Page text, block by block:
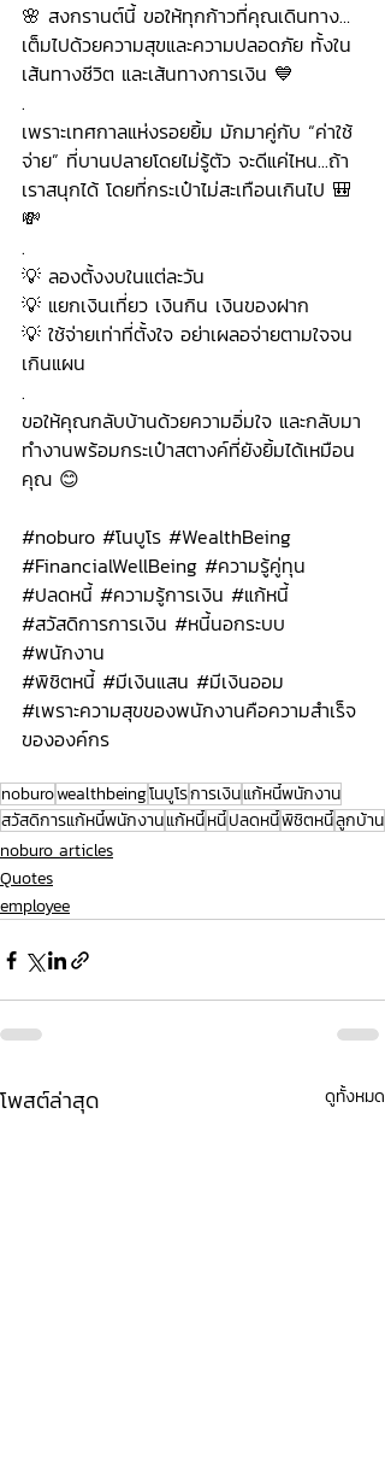
🌸 สงกรานต์นี้ ขอให้ทุกก้าวที่คุณเดินทาง…
เต็มไปด้วยความสุขและความปลอดภัย ทั้งใน
เส้นทางชีวิต และเส้นทางการเงิน 💙
.
เพราะเทศกาลแห่งรอยยิ้ม มักมาคู่กับ “ค่าใช้
จ่าย” ที่บานปลายโดยไม่รู้ตัว จะดีแค่ไหน...ถ้า
เราสนุกได้ โดยที่กระเป๋าไม่สะเทือนเกินไป 🎒
💸
.
💡 ลองตั้งงบในแต่ละวัน
💡 แยกเงินเที่ยว เงินกิน เงินของฝาก
💡 ใช้จ่ายเท่าที่ตั้งใจ อย่าเผลอจ่ายตามใจจน
เกินแผน
.
ขอให้คุณกลับบ้านด้วยความอิ่มใจ และกลับมา
ทำงานพร้อมกระเป๋าสตางค์ที่ยังยิ้มได้เหมือน
คุณ 😊
#noburo #โนบูโร #WealthBeing
#FinancialWellBeing #ความรู้คู่ทุน
#ปลดหน #ความรู้การเงิน #แก้หนี้
#สวัสดิการการเงิน #หนี้นอกระบบ
#พนักงาน
#พิชิตหนี้ #มีเงินแสน #มีเงินออม
#เพราะความสุขของพนักงานคือความสำเร็จ
ขององค์กร
noburowealthbeingโนบูโรการเงินแก้หนี้พนักงาน
สวัสดิการแก้หนี้พนักงานแก้หนี้หนี้ปลดหนี้พิชิตหนี้ลูกบ้าน
noburo articles
Quotes
employee
โพสต์ล่าสุด ดูทั้งหมด